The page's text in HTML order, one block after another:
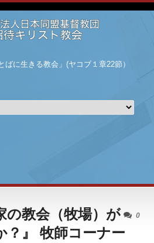
に生きる教会」(ヤコブ１章22節）
0
の教会（牧場）が
？』 牧師コーナー